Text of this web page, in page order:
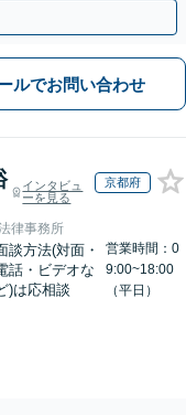
ルでお問い合わせ
インタビュ
ーを見る
京都府
律事務所
談方法(対面・
話・ビデオな
)は応相談
営業時間：0
9:00~18:00
（平日）